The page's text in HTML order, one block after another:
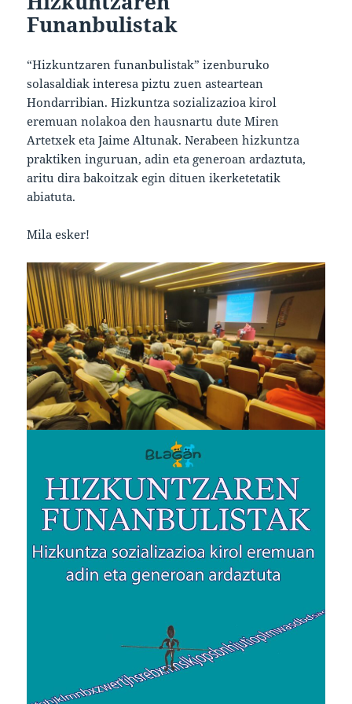
Funanbulistak
“Hizkuntzaren funanbulistak” izenburuko
solasaldiak interesa piztu zuen asteartean
Hondarribian. Hizkuntza sozializazioa kirol
eremuan nolakoa den hausnartu dute Miren
Artetxek eta Jaime Altunak. Nerabeen hizkuntza
praktiken inguruan, adin eta generoan ardaztuta,
aritu dira bakoitzak egin dituen ikerketetatik
abiatuta.
Mila esker!